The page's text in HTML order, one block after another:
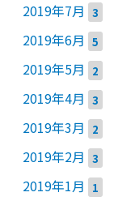
2019年7月 3
2019年6月 5
2019年5月 2
2019年4月 3
2019年3月 2
2019年2月 3
2019年1月 1